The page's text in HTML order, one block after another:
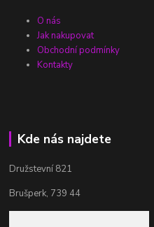
O nás
Jak nakupovat
Obchodní podmínky
Kontakty
Kde nás najdete
Družstevní 821
Brušperk, 739 44